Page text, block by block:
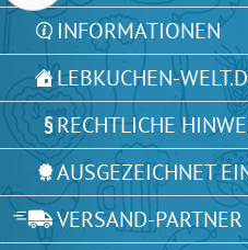
INFORMATIONEN
LEBKUCHEN-
RECHTLICHE
AUSGEZEICHNET
VERSAND-PARTNER